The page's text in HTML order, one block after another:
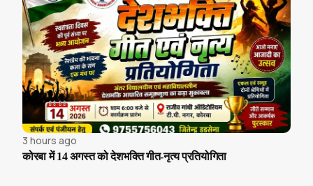
3 hours ago
कोरबा में 14 अगस्त को देशभक्ति गीत-नृत्य प्रतियोगिता